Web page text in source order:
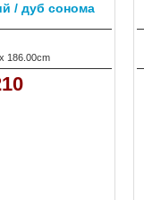
186.00cm
/ дуб сонома